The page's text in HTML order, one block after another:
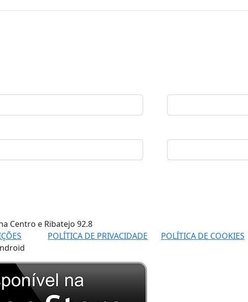
Centro e Ribatejo 92.8
POLÍTICA DE PRIVACIDADE POLÍTICA DE COOKIES